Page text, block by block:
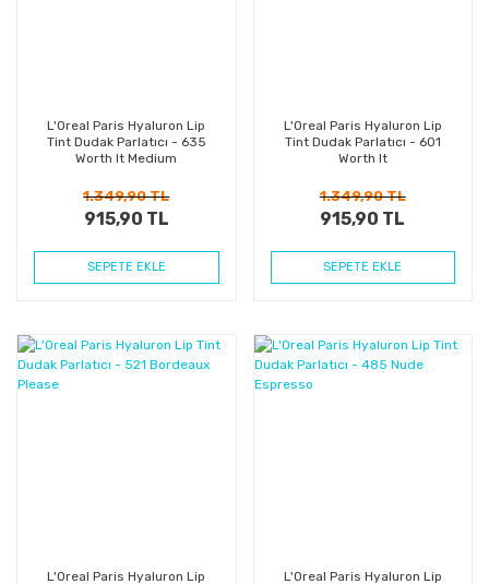
L'Oreal Paris Hyaluron Lip
Tint Dudak Parlatıcı - 635
Worth It Medium
1.349,90 TL
915,90 TL
SEPETE EKLE
L'Oreal Paris Hyaluron Lip
Tint Dudak Parlatıcı - 601
Worth It
1.349,90 TL
915,90 TL
SEPETE EKLE
L'Oreal Paris Hyaluron Lip
L'Oreal Paris Hyaluron Lip